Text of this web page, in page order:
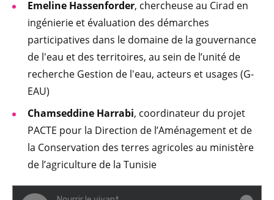
Emeline Hassenforder, chercheuse au Cirad en
ingénierie et évaluation des démarches
participatives dans le domaine de la gouvernance
de l'eau et des territoires, au sein de l’unité de
recherche Gestion de l'eau, acteurs et usages (G-
EAU)
Chamseddine Harrabi, coordinateur du projet
PACTE pour la Direction de l’Aménagement et de
la Conservation des terres agricoles au ministère
de l’agriculture de la Tunisie